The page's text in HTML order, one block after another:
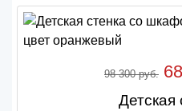
98 300 руб.
Детская